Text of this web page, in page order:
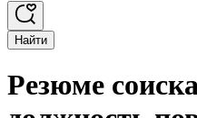
Найти
Резюме